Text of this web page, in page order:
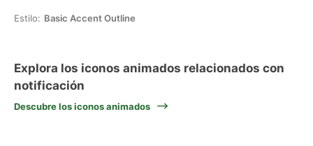
Estilo: Basic Accent Outline
Explora los iconos animados relacionados con
notificación
Descubre los iconos animados